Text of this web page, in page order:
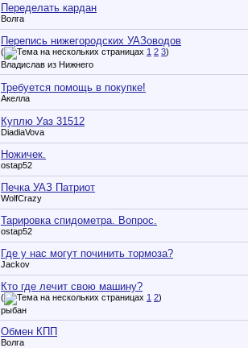
Переделать кардан
Волга
Перепись нижегородских УАЗоводов
( 1 2 3)
Владислав из Нижнего
Требуется помощь в покупке!
Акелла
Куплю Уаз 31512
DiadiaVova
Ножичек.
ostap52
Печка УАЗ Патриот
WolfCrazy
Тарировка спидометра. Вопрос.
ostap52
Где у нас могут починить тормоза?
Jackov
Кто где лечит свою машину?
( 1 2)
рыбан
Обмен КПП
Волга